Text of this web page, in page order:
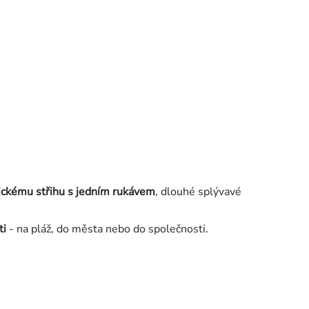
střihu s jedním rukávem, dlouhé splývavé
- na pláž, do města nebo do společnosti.